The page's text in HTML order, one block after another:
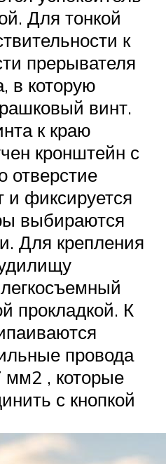
Для тонкой
к
прерывателя
в которую
винт.
к краю
кронштейн с
отверстие
и фиксируется
выбираются
Для крепления
прокладкой. К
провода
мм2 , которые
с кнопкой